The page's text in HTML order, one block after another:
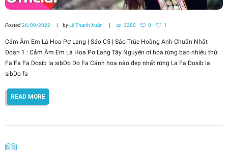
Posted26/09/2022 byLê Thanh Xuân 3280 0 1
Cảm Âm Em Là Hoa Pơ Lang | Sáo C5 | Sáo Trúc Hoàng Anh Chuẩn Nhất
Đoạn 1 : Cảm Âm Em Là Hoa Pơ Lang Tây Nguyên ơi hoa rừng bao nhiêu thứ
Fa Fa Fa Dosib la sibDo Do Fa Cánh hoa nào đẹp nhất rừng La Fa Dosib la
sibDo fa
READ MORE